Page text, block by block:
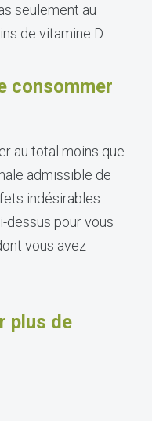
seulement au
de vitamine D.
consommer
au total moins que
admissible de
indésirables
dessus pour vous
vous avez
plus de